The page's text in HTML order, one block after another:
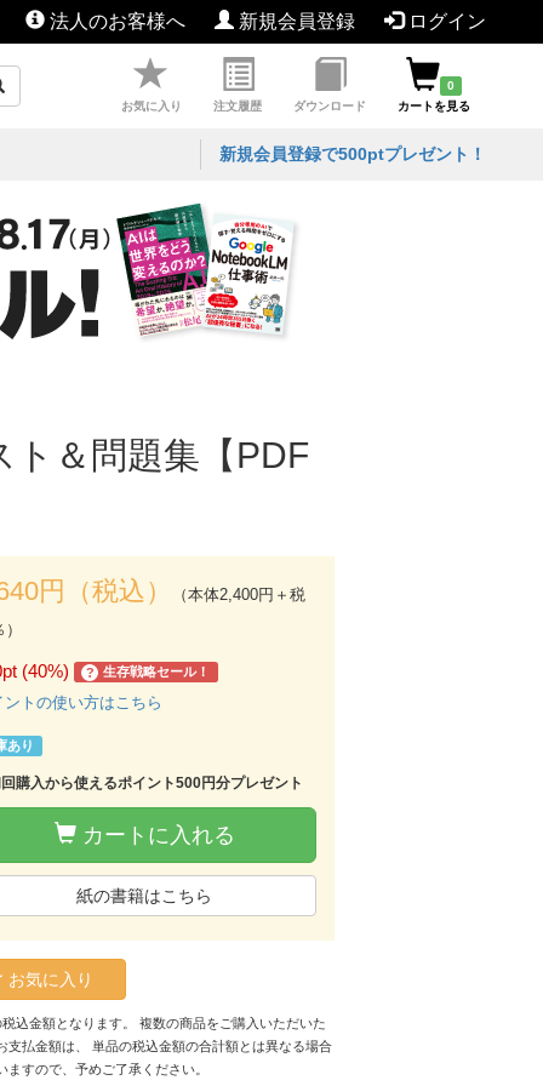
法人のお客様へ 新規会員登録 ログイン
お気に入り 注文履歴 ダウンロード
0
カートを見る
新規会員登録で500ptプレゼント！
ト＆問題集【PDF
円（税込）
（本体2,400円＋税
(40%) ? 生存戦略セール！
ントの使い方はこちら
あり
購入から使えるポイント500円分プレゼント
カートに入れる
紙の書籍はこちら
お気に入り
込金額となります。 複数の商品をご購入いただいた
支払金額は、 単品の税込金額の合計額とは異なる場合
ますので、予めご了承ください。